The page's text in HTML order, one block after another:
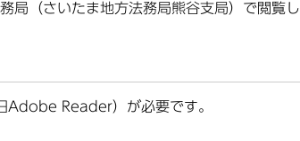
局（さいたま地方法務局熊谷支局）で閲覧し
Reader）が必要です。